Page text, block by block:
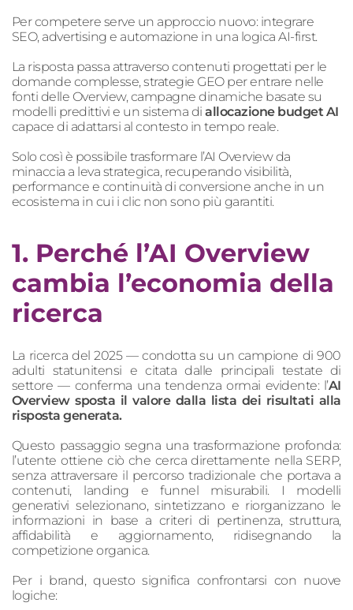
Per competere serve un approccio nuovo: integrare
SEO, advertising e automazione in una logica AI-first.
La risposta passa attraverso contenuti progettati per le
domande complesse, strategie GEO per entrare nelle
fonti delle Overview, campagne dinamiche basate su
modelli predittivi e un sistema diallocazione budget AI
capace di adattarsi al contesto in tempo reale.
Solo così è possibile trasformare l’AI Overview da
minaccia a leva strategica, recuperando visibilità,
performance e continuità di conversione anche in un
ecosistema in cui i clic non sono più garantiti.
1. Perché l’AI Overview
cambia l’economia della
ricerca
La ricerca del 2025 — condotta su un campione di 900
adulti statunitensi e citata dalle principali testate di
settore — conferma una tendenza ormai evidente: l’AI
Overview sposta il valore dalla lista dei risultati alla
risposta generata.
Questo passaggio segna una trasformazione profonda:
l’utente ottiene ciò che cerca direttamente nella SERP,
senza attraversare il percorso tradizionale che portava a
contenuti, landing e funnel misurabili. I modelli
generativi selezionano, sintetizzano e riorganizzano le
informazioni in base a criteri di pertinenza, struttura,
affidabilità e aggiornamento, ridisegnando la
competizione organica.
Per i brand, questo significa confrontarsi con nuove
logiche: